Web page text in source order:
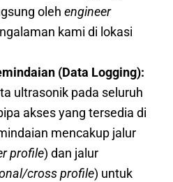
olehengineer
kami di lokasi
(Data Logging):
ultrasonik pada seluruh
akses yang tersedia di
mencakup jalur
profile) dan jalur
cross profile) untuk